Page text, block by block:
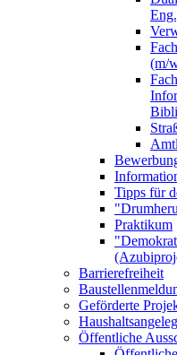
(m/
Tipps für
Praktikum
Barrierefreiheit
Geförderte
Öffentliche